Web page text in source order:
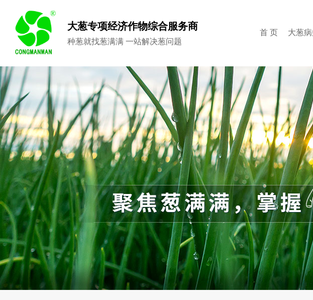
大葱专项经济作物综合服务商
种葱就找葱满满 一站解决葱问题
首 页 大葱